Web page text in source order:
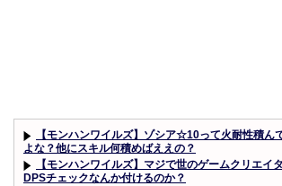
【モンハンワイルズ】ゾシア☆10って火耐性積ん
よな？他にスキル何積めばええの？
【モンハンワイルズ】マジで世のゲームクリエイ
DPSチェックなんか付けるのか？